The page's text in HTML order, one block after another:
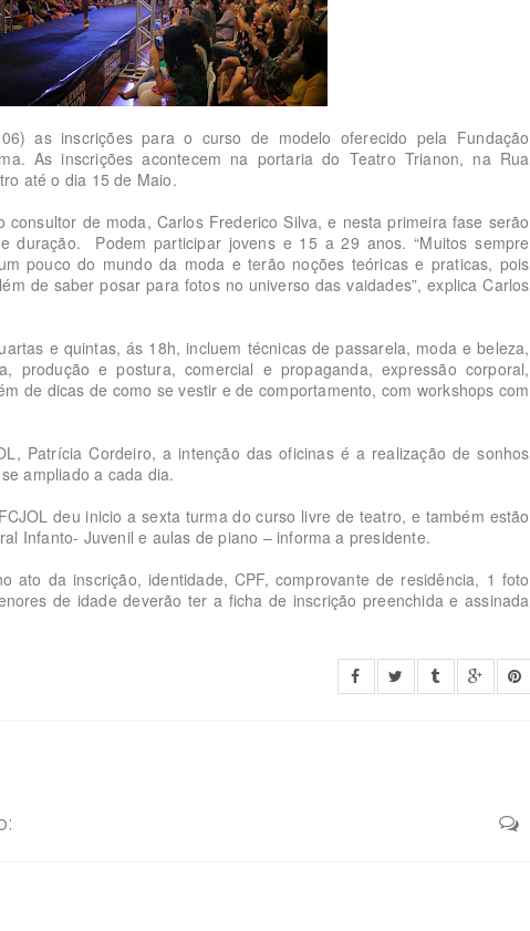
as inscrições para o curso de modelo oferecido pela Fundação
As inscrições acontecem na portaria do Teatro Trianon, na Rua
até o dia 15 de Maio.
consultor de moda, Carlos Frederico Silva, e nesta primeira fase serão
duração. Podem participar jovens e 15 a 29 anos. “Muitos sempre
pouco do mundo da moda e terão noções teóricas e praticas, pois
de saber posar para fotos no universo das vaidades”, explica Carlos
e quintas, ás 18h, incluem técnicas de passarela, moda e beleza,
produção e postura, comercial e propaganda, expressão corporal,
de dicas de como se vestir e de comportamento, com workshops com
Patrícia Cordeiro, a intenção das oficinas é a realização de sonhos
ampliado a cada dia.
deu inicio a sexta turma do curso livre de teatro, e também estão
Infanto- Juvenil e aulas de piano – informa a presidente.
ato da inscrição, identidade, CPF, comprovante de residência, 1 foto
de idade deverão ter a ficha de inscrição preenchida e assinada